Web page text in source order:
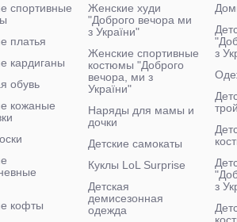
спортивные
платья
кардиганы
обувь
кожаные
кофты
Женские худи
"Доброго вечора ми
з України"
Женские спортивные
костюмы "Доброго
вечора, ми з
України"
Наряды для мамы и
дочки
Детские самокаты
Куклы LoL Surprise
Детская
демисезонная
одежда
з
з